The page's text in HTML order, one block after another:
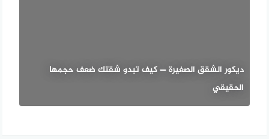
ديكور الشقق الصغيرة — كيف تبدو شقتك ضعف حجمها
الحقيقي